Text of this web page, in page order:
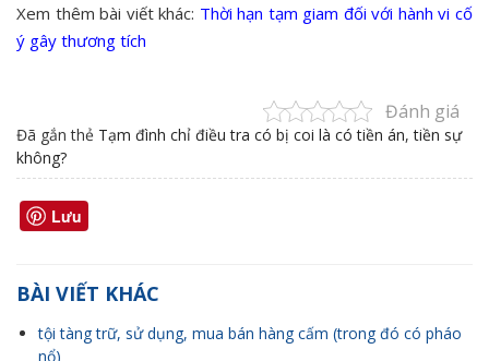
Xem thêm bài viết khác: Thời hạn tạm giam đối với hành vi cố
ý gây thương tích
Đánh giá
Đã gắn thẻ Tạm đình chỉ điều tra có bị coi là có tiền án,tiền sự
không?
Lưu
BÀI VIẾT KHÁC
tội tàng trữ, sử dụng, mua bán hàng cấm (trong đó có pháo
nổ)